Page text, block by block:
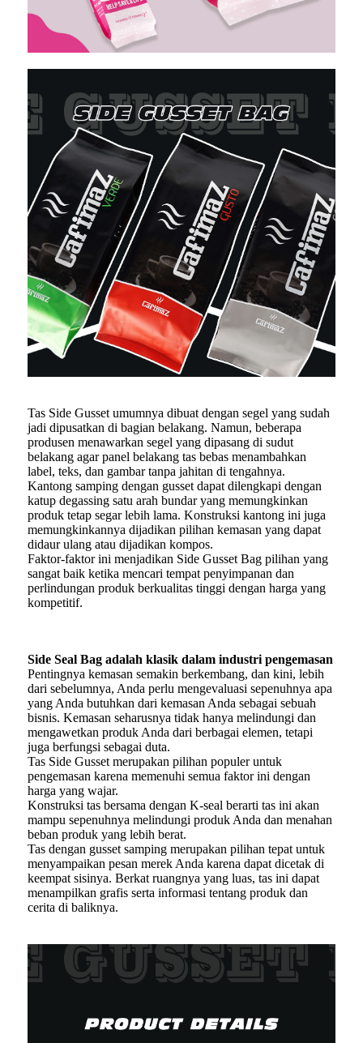
Tas Side Gusset umumnya dibuat dengan segel yang sudah
jadi dipusatkan di bagian belakang. Namun, beberapa
produsen menawarkan segel yang dipasang di sudut
belakang agar panel belakang tas bebas menambahkan
label, teks, dan gambar tanpa jahitan di tengahnya.
Kantong samping dengan gusset dapat dilengkapi dengan
katup degassing satu arah bundar yang memungkinkan
produk tetap segar lebih lama. Konstruksi kantong ini juga
memungkinkannya dijadikan pilihan kemasan yang dapat
didaur ulang atau dijadikan kompos.
Faktor-faktor ini menjadikan Side Gusset Bag pilihan yang
sangat baik ketika mencari tempat penyimpanan dan
perlindungan produk berkualitas tinggi dengan harga yang
kompetitif.
Side Seal Bag adalah klasik dalam industri pengemasan
Pentingnya kemasan semakin berkembang, dan kini, lebih
dari sebelumnya, Anda perlu mengevaluasi sepenuhnya apa
yang Anda butuhkan dari kemasan Anda sebagai sebuah
bisnis. Kemasan seharusnya tidak hanya melindungi dan
mengawetkan produk Anda dari berbagai elemen, tetapi
juga berfungsi sebagai duta.
Tas Side Gusset merupakan pilihan populer untuk
pengemasan karena memenuhi semua faktor ini dengan
harga yang wajar.
Konstruksi tas bersama dengan K-seal berarti tas ini akan
mampu sepenuhnya melindungi produk Anda dan menahan
beban produk yang lebih berat.
Tas dengan gusset samping merupakan pilihan tepat untuk
menyampaikan pesan merek Anda karena dapat dicetak di
keempat sisinya. Berkat ruangnya yang luas, tas ini dapat
menampilkan grafis serta informasi tentang produk dan
cerita di baliknya.